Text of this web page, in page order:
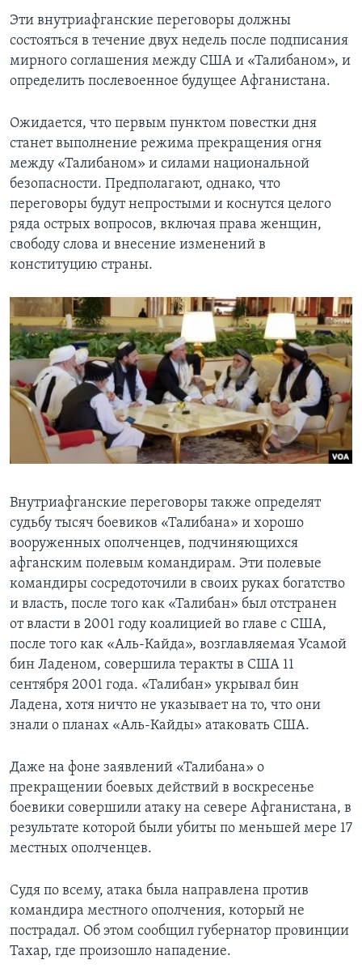
Эти внутриафганские переговоры должны
состояться в течение двух недель после подписания
мирного соглашения между США и «Талибаном», и
определить послевоенное будущее Афганистана.
Ожидается, что первым пунктом повестки дня
станет выполнение режима прекращения огня
между «Талибаном» и силами национальной
безопасности. Предполагают, однако, что
переговоры будут непростыми и коснутся целого
ряда острых вопросов, включая права женщин,
свободу слова и внесение изменений в
конституцию страны.
Внутриафганские переговоры также определят
судьбу тысяч боевиков «Талибана» и хорошо
вооруженных ополченцев, подчиняющихся
афганским полевым командирам. Эти полевые
командиры сосредоточили в своих руках богатство
и власть, после того как «Талибан» был отстранен
от власти в 2001 году коалицией во главе с США,
после того как «Аль-Кайда», возглавляемая Усамой
бин Ладеном, совершила теракты в США 11
сентября 2001 года. «Талибан» укрывал бин
Ладена, хотя ничто не указывает на то, что они
знали о планах «Аль-Кайды» атаковать США.
Даже на фоне заявлений «Талибана» о
прекращении боевых действий в воскресенье
боевики совершили атаку на севере Афганистана, в
результате которой были убиты по меньшей мере 17
местных ополченцев.
Судя по всему, атака была направлена против
командира местного ополчения, который не
пострадал. Об этом сообщил губернатор провинции
Тахар, где произошло нападение.